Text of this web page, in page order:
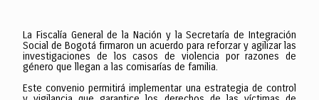
La Fiscalía General de la Nación y la Secretaría de Integración
Social de Bogotá firmaron un acuerdo para reforzar y agilizar las
investigaciones de los casos de violencia por razones de
género que llegan a las comisarías de familia.
Este convenio permitirá implementar una estrategia de control